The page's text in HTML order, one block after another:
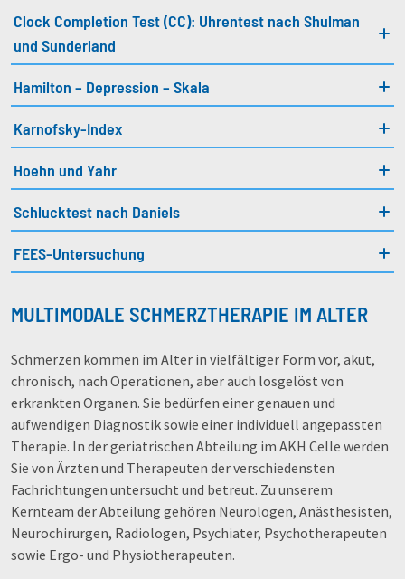
Clock Completion Test (CC): Uhrentest nach Shulman
und Sunderland
Hamilton – Depression – Skala
Karnofsky-Index
Hoehn und Yahr
Schlucktest nach Daniels
FEES-Untersuchung
MULTIMODALE SCHMERZTHERAPIE IM ALTER
Schmerzen kommen im Alter in vielfältiger Form vor, akut,
chronisch, nach Operationen, aber auch losgelöst von
erkrankten Organen. Sie bedürfen einer genauen und
aufwendigen Diagnostik sowie einer individuell angepassten
Therapie. In der geriatrischen Abteilung im AKH Celle werden
Sie von Ärzten und Therapeuten der verschiedensten
Fachrichtungen untersucht und betreut. Zu unserem
Kernteam der Abteilung gehören Neurologen, Anästhesisten,
Neurochirurgen, Radiologen, Psychiater, Psychotherapeuten
sowie Ergo- und Physiotherapeuten.